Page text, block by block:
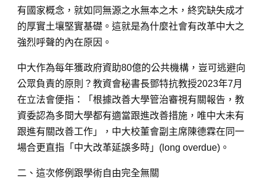
有國家概念，就如同無源之水無本之木，終究缺失成才
的厚實土壤堅實基礎。這就是為什麼社會有改革中大之
強烈呼聲的內在原因。
中大作為每年獲政府資助80億的公共機構，豈可逃避向
公眾負責的原則？教資會秘書長鄧特抗教授2023年7月
在立法會便指：「根據改善大學管治審視有關報告，教
資委認為多間大學都有適當跟進改善措施，唯中大未有
跟進有關改善工作」，中大校董會副主席陳德霖在同一
場合更直指「中大改革延誤多時」(long overdue)。
二、這次修例跟學術自由完全無關